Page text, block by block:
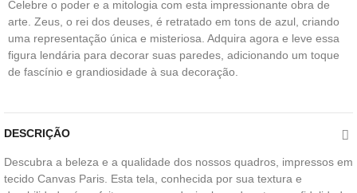
Celebre o poder e a mitologia com esta impressionante obra de
arte. Zeus, o rei dos deuses, é retratado em tons de azul, criando
uma representação única e misteriosa. Adquira agora e leve essa
figura lendária para decorar suas paredes, adicionando um toque
de fascínio e grandiosidade à sua decoração.
DESCRIÇÃO
Descubra a beleza e a qualidade dos nossos quadros, impressos em
tecido Canvas Paris. Esta tela, conhecida por sua textura e